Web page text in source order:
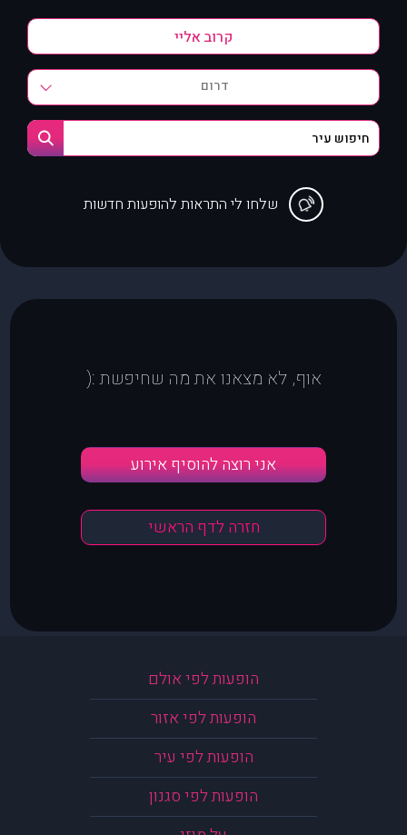
דרום
שלחו לי התראות להופעות חדשות
אוף, לא מצאנו את מה שחיפשת :(
אני רוצה להוסיף אירוע
חזרה לדף הראשי
הופעות לפי אולם
הופעות לפי אזור
הופעות לפי עיר
הופעות לפי סגנון